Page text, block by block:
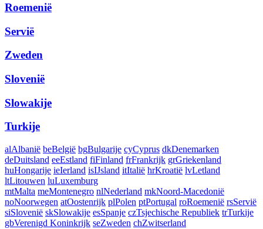
Roemenië
Servië
Zweden
Slovenië
Slowakije
Turkije
alAlbanië beBelgië bgBulgarije cyCyprus dkDenemarken
deDuitsland eeEstland fiFinland frFrankrijk grGriekenland
huHongarije ieIerland isIJsland itItalië hrKroatië lvLetland
ltLitouwen luLuxemburg
mtMalta meMontenegro nlNederland mkNoord-Macedonië
noNoorwegen atOostenrijk plPolen ptPortugal roRoemenië rsServië
siSlovenië skSlowakije esSpanje czTsjechische Republiek trTurkije
gbVerenigd Koninkrijk seZweden chZwitserland